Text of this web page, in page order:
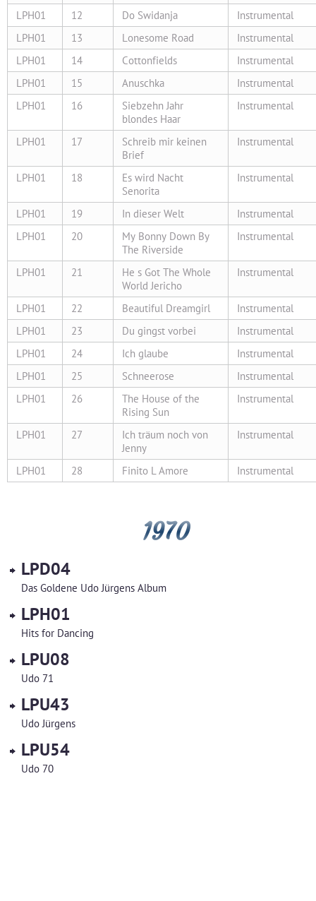
LPH01 12 Do Swidanja
Instrumental
LPH01
13 Lonesome Road
Instrumental
LPH01
14 Cottonfields
Instrumental
LPH01
15 Anuschka
Instrumental
LPH01
16
Siebzehn Jahr
blondes Haar
Instrumental
LPH01 17
Schreib mir keinen
Brief
Instrumental
LPH01 18
Es wird Nacht
Senorita
Instrumental
LPH01 19 In dieser Welt
Instrumental
LPH01
20
My Bonny Down By
The Riverside
Instrumental
LPH01 21
He s Got The Whole
World Jericho
Instrumental
LPH01 22 Beautiful Dreamgirl
Instrumental
LPH01
23 Du gingst vorbei
Instrumental
LPH01
24 Ich glaube
Instrumental
LPH01
25 Schneerose
Instrumental
LPH01
26
The House of the
Rising Sun
Instrumental
LPH01 27
Ich träum noch von
Jenny
Instrumental
LPH01 28 Finito L Amore Instrumental
1970
LPD04
Das Goldene Udo Jürgens Album
LPH01
Hits for Dancing
LPU08
Udo 71
LPU43
Udo Jürgens
LPU54
Udo 70